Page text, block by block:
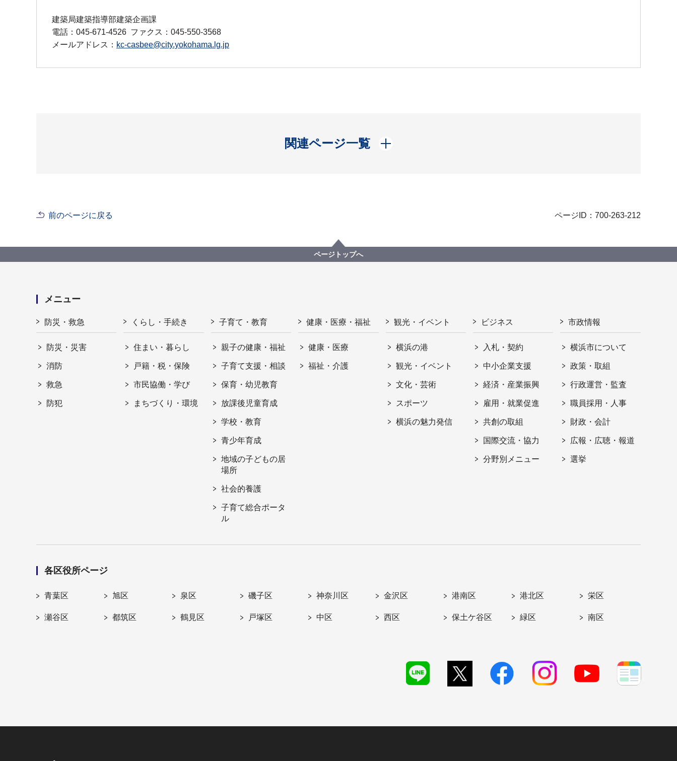
建築局建築指導部建築企画課
電話：045-671-4526 ファクス：045-550-3568
メールアドレス： kc-casbee@city.yokohama.lg.jp
関連ページ一覧
開く
前のページに戻る ページID：700-263-212
ページトップへ
メニュー
防災・救急
防災・災害
消防
救急
防犯
くらし・手続き
住まい・暮らし
戸籍・税・保険
市民協働・学び
まちづくり・環境
子育て・教育
親子の健康・福祉
子育て支援・相談
保育・幼児教育
放課後児童育成
学校・教育
青少年育成
地域の子どもの居
場所
社会的養護
子育て総合ポータ
ル
健康・医療・福祉
健康・医療
福祉・介護
観光・イベント
横浜の港
観光・イベント
文化・芸術
スポーツ
横浜の魅力発信
ビジネス
入札・契約
中小企業支援
経済・産業振興
雇用・就業促進
共創の取組
国際交流・協力
分野別メニュー
市政情報
横浜市について
政策・取組
行政運営・監査
職員採用・人事
財政・会計
広報・広聴・報道
選挙
各区役所ページ
青葉区 旭区 泉区 磯子区 神奈川区 金沢区 港南区 港北区 栄区
瀬谷区 都筑区 鶴見区 戸塚区 中区 西区 保土ケ谷区 緑区 南区